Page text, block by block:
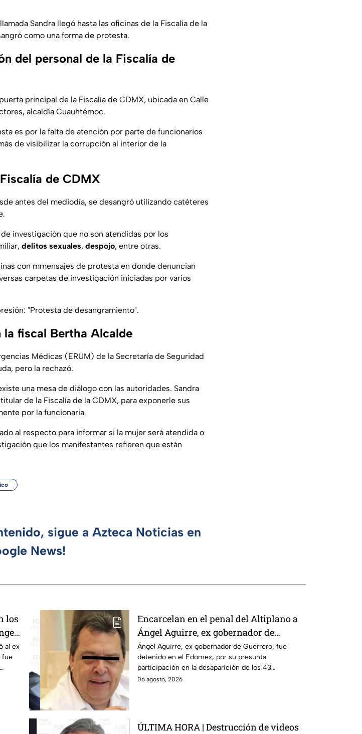
Sandra llegó hasta las oficinas de la Fiscalía de la
como una forma de protesta.
del personal de la Fiscalía de
principal de la Fiscalía de CDMX, ubicada en Calle
alcaldía Cuauhtémoc.
es por la falta de atención por parte de funcionarios
de visibilizar la corrupción al interior de la
de CDMX
antes del mediodía, se desangró utilizando catéteres
investigación que no son atendidas por los
delitos sexuales, despojo, entre otras.
con mmensajes de protesta en donde denuncian
carpetas de investigación iniciadas por varios
"Protesta de desangramiento".
fiscal Bertha Alcalde
Médicas (ERUM) de la Secretaría de Seguridad
pero la rechazó.
una mesa de diálogo con las autoridades. Sandra
de la Fiscalía de la CDMX, para exponerle sus
por la funcionaria.
al respecto para informar si la mujer será atendida o
que los manifestantes refieren que están
sigue a Azteca Noticias en
News!
los
al ex
fue
Encarcelan en el penal del Altiplano a
Ángel Aguirre, ex gobernador de
Guerrero por caso Ayotzinapa
Ángel Aguirre, ex gobernador de Guerrero, fue
detenido en el Edomex, por su presunta
participación en la desaparición de los 43
normalistas de Ayotzinapa.
06 agosto, 2026
ÚLTIMA HORA | Destrucción de videos